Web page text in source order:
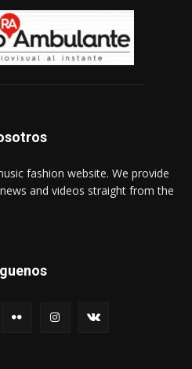
fashion website. We provide
and videos straight from the